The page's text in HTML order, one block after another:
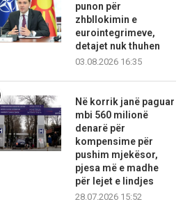
punon për
zhbllokimin e
eurointegrimeve,
detajet nuk thuhen
03.08.2026 16:35
Në korrik janë paguar
mbi 560 milionë
denarë për
kompensime për
pushim mjekësor,
pjesa më e madhe
për lejet e lindjes
28.07.2026 15:52